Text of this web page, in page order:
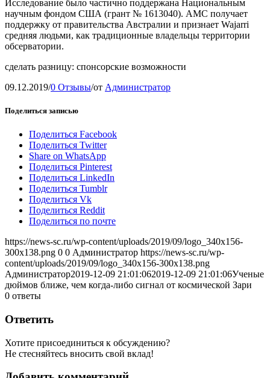
Исследование было частично поддержана Национальным
научным фондом США (грант № 1613040). АМС получает
поддержку от правительства Австралии и признает Wajarri
средняя людьми, как традиционные владельцы территории
обсерватории.
сделать разницу: спонсорские возможности
09.12.2019/0 Отзывы/от Администратор
Поделиться записью
Поделиться Facebook
Поделиться Twitter
Share on WhatsApp
Поделиться Pinterest
Поделиться LinkedIn
Поделиться Tumblr
Поделиться Vk
Поделиться Reddit
Поделиться по почте
https://news-sc.ru/wp-content/uploads/2019/09/logo_340x156-
300x138.png 0 0 Администратор https://news-sc.ru/wp-
content/uploads/2019/09/logo_340x156-300x138.png
Администратор2019-12-09 21:01:062019-12-09 21:01:06Ученые
дюймов ближе, чем когда-либо сигнал от космической Зари
0 ответы
Ответить
Хотите присоединиться к обсуждению?
Не стесняйтесь вносить свой вклад!